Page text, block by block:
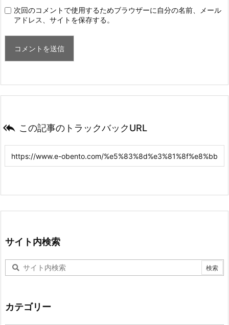
次回のコメントで使用するためブラウザーに自分の名前、メール
アドレス、サイトを保存する。
 この記事のトラックバックURL
サイト内検索
カテゴリー